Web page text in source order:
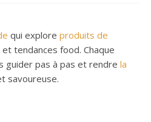
qui explore produits de
tendances food. Chaque
guider pas à pas et rendre la
savoureuse.